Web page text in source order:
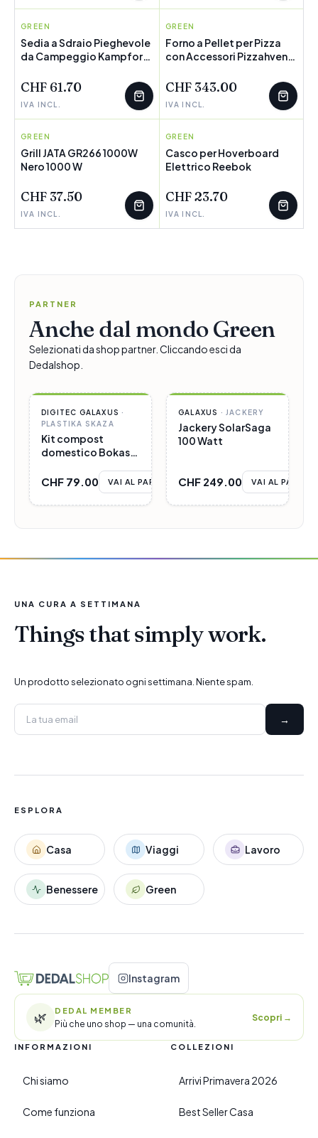
INNOVAGOODS
GREEN
Sedia a Sdraio Pieghevole
da Campeggio Kampfort
CHF 61.70
IVA INCL.
INNOVAGOODS
GREEN
Forno a Pellet per Pizza
con Accessori Pizzahven
CHF 343.00
IVA INCL.
JATA
POCHI PEZZI
GREEN
Grill JATA GR266 1000W
Nero 1000 W
CHF 37.50
IVA INCL.
REEBOK
POCHI PEZZI
GREEN
Casco per Hoverboard
Elettrico Reebok
CHF 23.70
IVA INCL.
PARTNER
Anche dal mondo Green
Selezionati da shop partner. Cliccando esci da
Dedalshop.
PARTNER
DIGITEC GALAXUS ·
PLASTIKA SKAZA
Kit compost
domestico Bokashi
CHF 79.00 VAI AL PARTNER
PARTNER
GALAXUS · JACKERY
Jackery SolarSaga
100 Watt
CHF 249.00 VAI AL
UNA CURA A SETTIMANA
Things that simply work.
Un prodotto selezionato ogni settimana. Niente spam.
→
ESPLORA
Casa Viaggi Lavoro
Benessere Green
Instagram
🌿 DEDAL MEMBER
Più che uno shop — una comunità.
Scopri →
INFORMAZIONI
Chi siamo
Come funziona
COLLEZIONI
Arrivi Primavera 2026
Best Seller Casa